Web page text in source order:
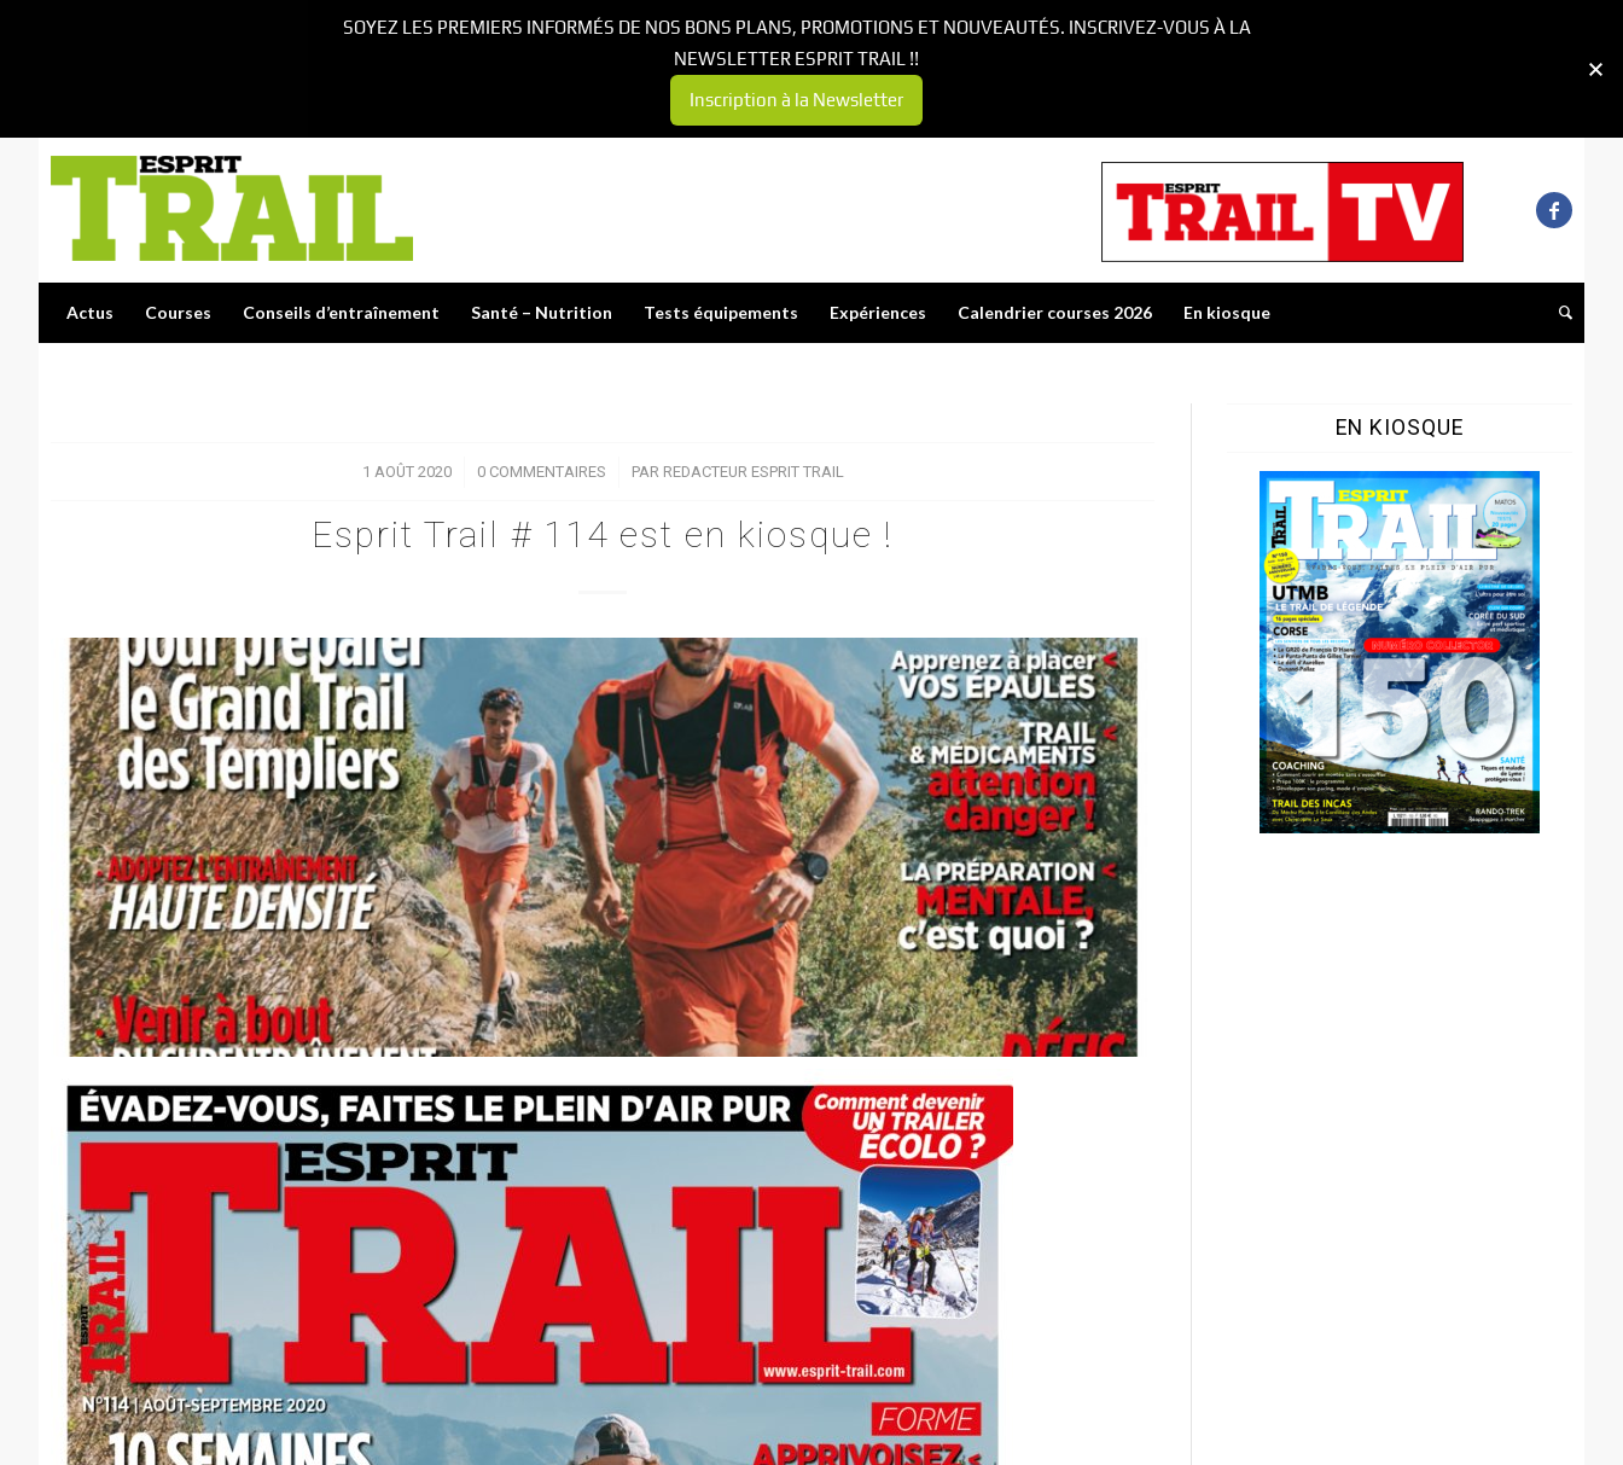
Actus Courses Conseils d’entraînement Santé – Nutrition Tests équipements Expériences Calendrier courses 2026 En kiosque
1 AOÛT 2020
/ 0 COMMENTAIRES
/ PAR REDACTEUR ESPRIT TRAIL
Esprit Trail # 114 est en kiosque !
EN KIOSQUE
SOYEZ LES PREMIERS INFORMÉS DE NOS BONS PLANS, PROMOTIONS ET NOUVEAUTÉS. INSCRIVEZ-VOUS À LA
NEWSLETTER ESPRIT TRAIL !!
Inscription à la Newsletter